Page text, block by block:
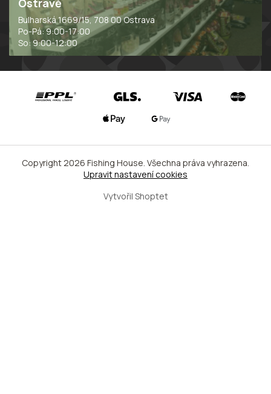
Ostravě
Bulharská 1669/15, 708 00 Ostrava
Po-Pá: 9:00-17:00
So: 9:00-12:00
Vytvořil Shoptet
Copyright 2026 Fishing House. Všechna práva vyhrazena.
Upravit nastavení cookies